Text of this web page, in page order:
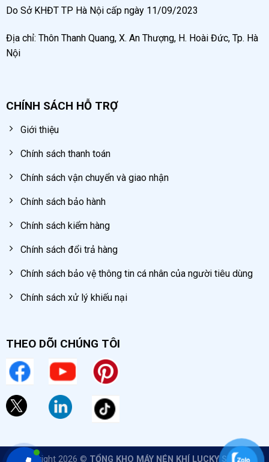
Do Sở KHĐT TP Hà Nội cấp ngày 11/09/2023
Địa chỉ: Thôn Thanh Quang, X. An Thượng, H. Hoài Đức, Tp. Hà
Nội
CHÍNH SÁCH HỖ TRỢ
Giới thiệu
Chính sách thanh toán
Chính sách vận chuyển và giao nhận
Chính sách bảo hành
Chính sách kiểm hàng
Chính sách đổi trả hàng
Chính sách bảo vệ thông tin cá nhân của người tiêu dùng
Chính sách xử lý khiếu nại
THEO DÕI CHÚNG TÔI
Copyright 2026 © TỔNG KHO MÁY NÉN KHÍ LUCKY SUNAll